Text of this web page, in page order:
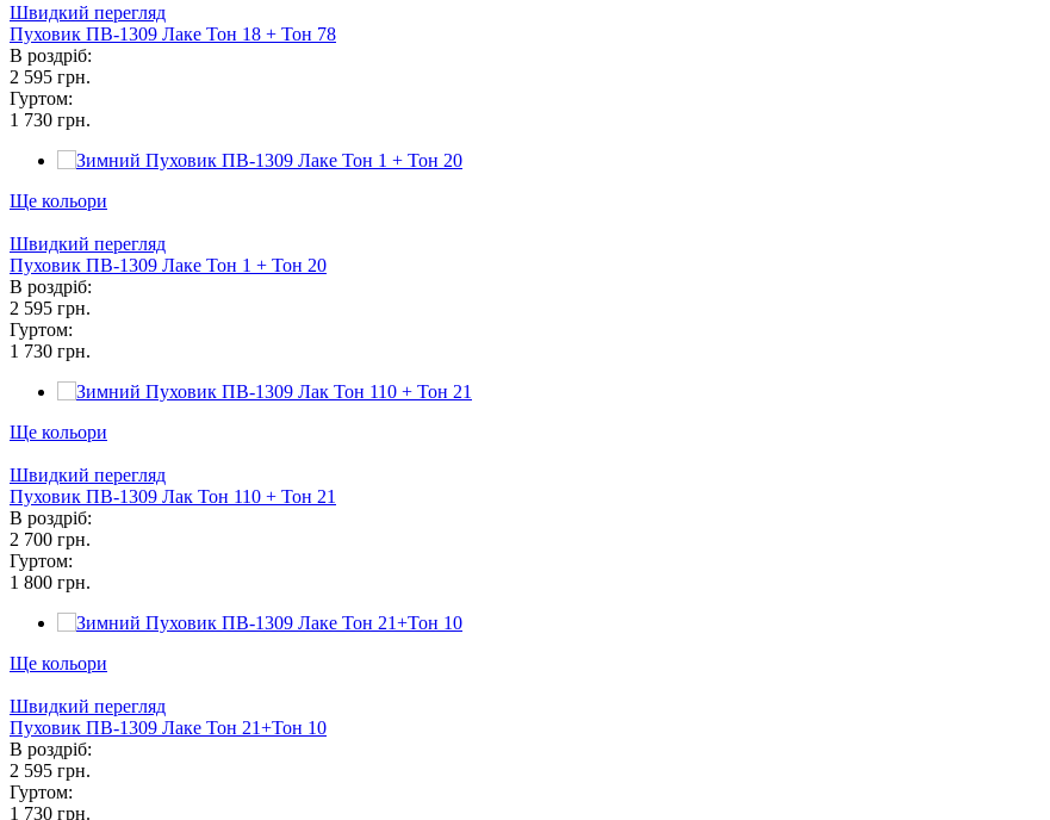
Швидкий перегляд
Пуховик ПВ-1309 Лаке Тон 18 + Тон 78
В роздріб:
2 595 грн.
Гуртом:
1 730 грн.
Ще кольори
Швидкий перегляд
Пуховик ПВ-1309 Лаке Тон 1 + Тон 20
В роздріб:
2 595 грн.
Гуртом:
1 730 грн.
Ще кольори
Швидкий перегляд
Пуховик ПВ-1309 Лак Тон 110 + Тон 21
В роздріб:
2 700 грн.
Гуртом:
1 800 грн.
Ще кольори
Швидкий перегляд
Пуховик ПВ-1309 Лаке Тон 21+Тон 10
В роздріб:
2 595 грн.
Гуртом:
1 730 грн.